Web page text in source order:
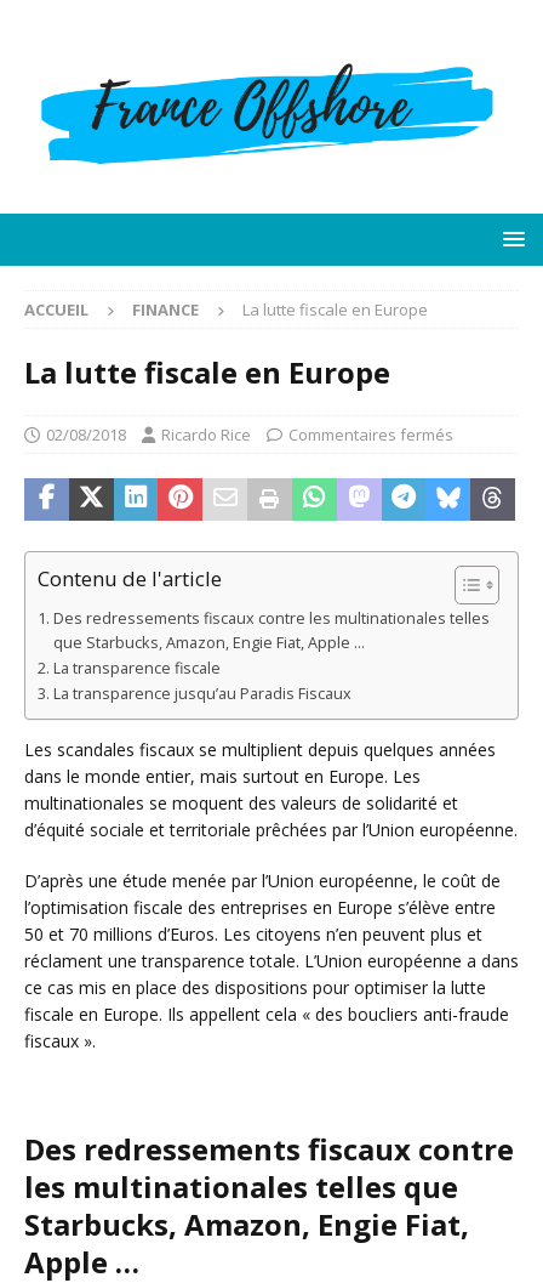
ACCUEIL FINANCE La lutte fiscale en Europe
La lutte fiscale en Europe
02/08/2018 Ricardo Rice Commentaires fermés
Contenu de l'article
Des redressements fiscaux contre les multinationales telles
que Starbucks, Amazon, Engie Fiat, Apple …
La transparence fiscale
La transparence jusqu’au Paradis Fiscaux
Les scandales fiscaux se multiplient depuis quelques années
dans le monde entier, mais surtout en Europe. Les
multinationales se moquent des valeurs de solidarité et
d’équité sociale et territoriale prêchées par l’Union européenne.
D’après une étude menée par l’Union européenne, le coût de
l’optimisation fiscale des entreprises en Europe s’élève entre
50 et 70 millions d’Euros. Les citoyens n’en peuvent plus et
réclament une transparence totale. L’Union européenne a dans
ce cas mis en place des dispositions pour optimiser la lutte
fiscale en Europe. Ils appellent cela « des boucliers anti-fraude
fiscaux ».
Des redressements fiscaux contre
les multinationales telles que
Starbucks, Amazon, Engie Fiat,
Apple …